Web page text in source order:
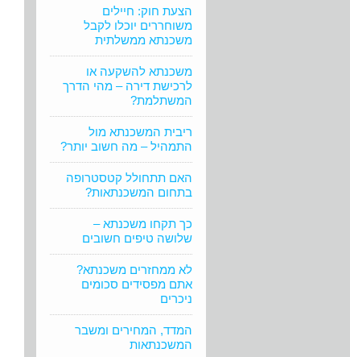
הצעת חוק: חיילים
משוחררים יוכלו לקבל
משכנתא ממשלתית
משכנתא להשקעה או
לרכישת דירה – מהי הדרך
המשתלמת?
ריבית המשכנתא מול
התמהיל – מה חשוב יותר?
האם תתחולל קטסטרופה
בתחום המשכנתאות?
כך תקחו משכנתא –
שלושה טיפים חשובים
לא ממחזרים משכנתא?
אתם מפסידים סכומים
ניכרים
המדד, המחירים ומשבר
המשכנתאות